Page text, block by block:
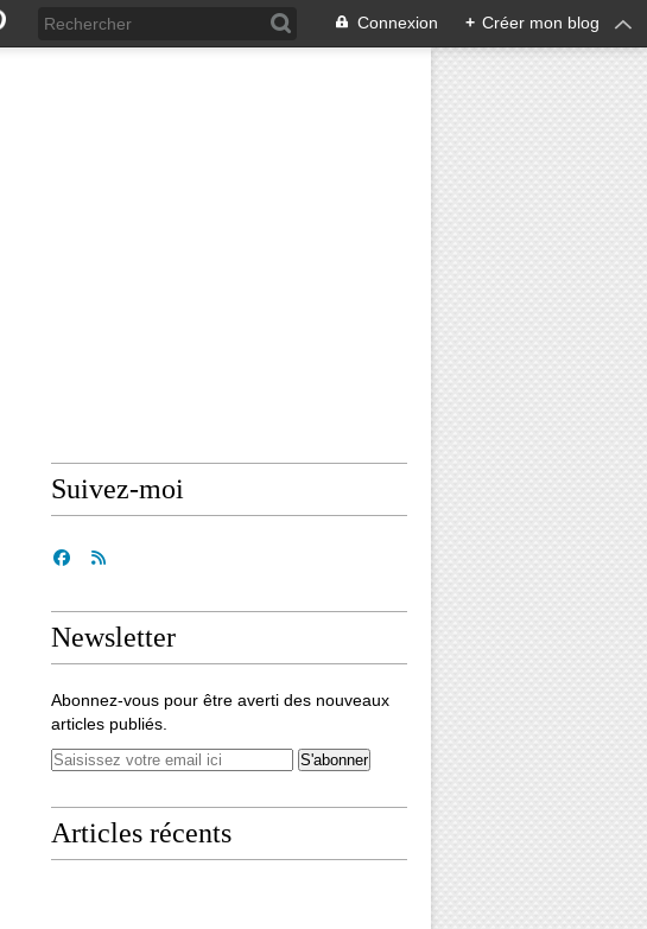
Connexion + Créer mon blog
Suivez-moi
Newsletter
Abonnez-vous pour être averti des nouveaux
articles publiés.
Articles récents